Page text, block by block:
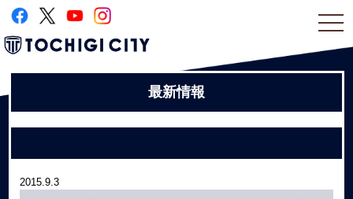
最新情報
2015.9.3